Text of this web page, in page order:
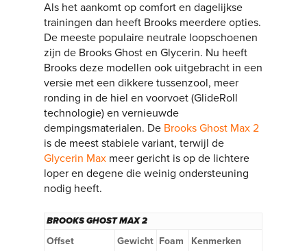
Als het aankomt op comfort en dagelijkse
trainingen dan heeft Brooks meerdere opties.
De meeste populaire neutrale loopschoenen
zijn de Brooks Ghost en Glycerin. Nu heeft
Brooks deze modellen ook uitgebracht in een
versie met een dikkere tussenzool, meer
ronding in de hiel en voorvoet (GlideRoll
technologie) en vernieuwde
dempingsmaterialen. De Brooks Ghost Max 2
is de meest stabiele variant, terwijl de
Glycerin Max meer gericht is op de lichtere
loper en degene die weinig ondersteuning
nodig heeft.
BROOKS GHOST MAX 2
Offset Gewicht Foam Kenmerken